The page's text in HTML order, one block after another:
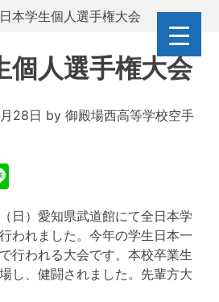
本学生個人選手権大会
個人選手権大会
28日 by 御殿場西高等学校空手
日）愛知県武道館にて全日本学
われました。今年の学生日本一
行われる大会です。本校卒業生
し、健闘されました。先輩方大